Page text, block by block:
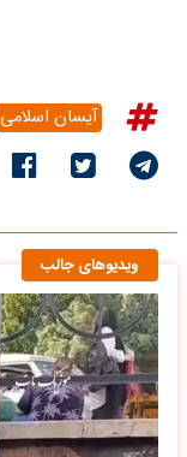
آیسان اسلامی
ویدیوهای جالب